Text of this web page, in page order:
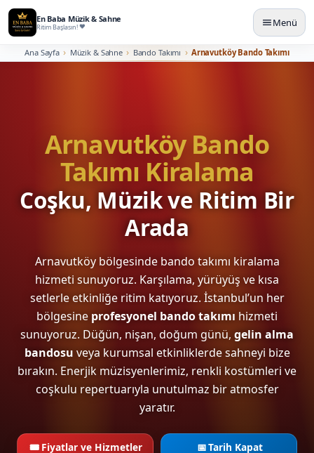
En Baba Müzik & Sahne
Ritim Başlasın! Menü
Ana Sayfa Müzik & Sahne Bando Takımı Arnavutköy Bando Takımı
Arnavutköy Bando
Takımı Kiralama
Coşku, Müzik ve Ritim Bir
Arada
Arnavutköy bölgesinde bando takımı kiralama
hizmeti sunuyoruz. Karşılama, yürüyüş ve kısa
setlerle etkinliğe ritim katıyoruz. İstanbul’un her
bölgesine profesyonel bando takımı hizmeti
sunuyoruz. Düğün, nişan, doğum günü, gelin alma
bandosu veya kurumsal etkinliklerde sahneyi bize
bırakın. Enerjik müzisyenlerimiz, renkli kostümleri ve
coşkulu repertuarıyla unutulmaz bir atmosfer
yaratır.
🎟️ Fiyatlar ve Hizmetler 📅Tarih Kapat